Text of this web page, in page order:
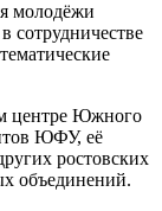
молодёжи
сотрудничестве
центре Южного
ЮФУ, её
ростовских
объединений.